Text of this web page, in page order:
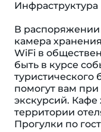
Инфраструктура
В распоряжении
камера
WiFi в
быть в курсе
туристического
помогут вам при
экскурсий. Кафе
территории
Прогулки по